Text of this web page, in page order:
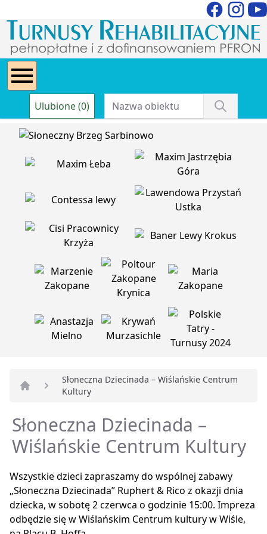
Ulubione (0)
Strona główna
Słoneczna Dziecinada – Wiślańskie Centrum
Kultury
Słoneczna Dziecinada –
Wiślańskie Centrum Kultury
Wszystkie dzieci zapraszamy do wspólnej zabawy
„Słoneczna Dziecinada” Ruphert & Rico z okazji dnia
dziecka, w sobotę 2 czerwca o godzinie 15:00. Impreza
odbędzie się w Wiślańskim Centrum kultury w Wiśle,